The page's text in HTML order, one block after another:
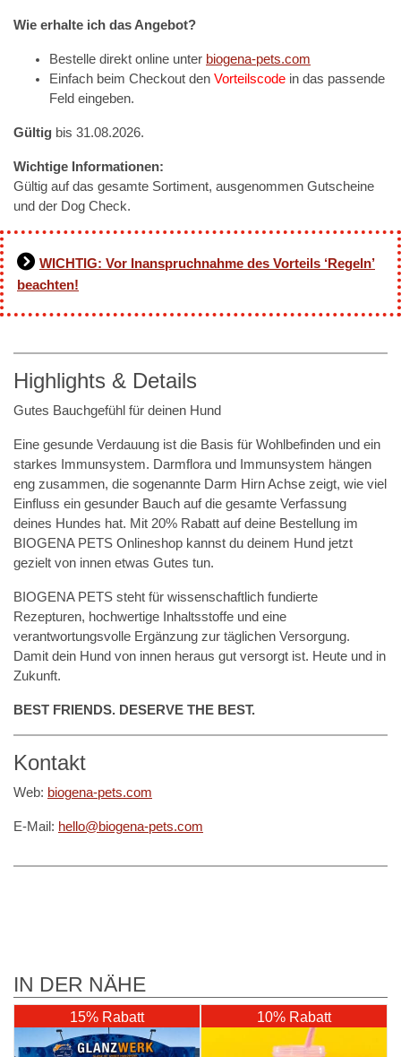
Wie erhalte ich das Angebot?
Bestelle direkt online unter biogena-pets.com
Einfach beim Checkout den Vorteilscode in das passende
Feld eingeben.
Gültig bis 31.08.2026.
Wichtige Informationen:
Gültig auf das gesamte Sortiment, ausgenommen Gutscheine
und der Dog Check.
WICHTIG: Vor Inanspruchnahme des Vorteils ‘Regeln’
beachten!
Highlights & Details
Gutes Bauchgefühl für deinen Hund
Eine gesunde Verdauung ist die Basis für Wohlbefinden und ein
starkes Immunsystem. Darmflora und Immunsystem hängen
eng zusammen, die sogenannte Darm Hirn Achse zeigt, wie viel
Einfluss ein gesunder Bauch auf die gesamte Verfassung
deines Hundes hat. Mit 20% Rabatt auf deine Bestellung im
BIOGENA PETS Onlineshop kannst du deinem Hund jetzt
gezielt von innen etwas Gutes tun.
BIOGENA PETS steht für wissenschaftlich fundierte
Rezepturen, hochwertige Inhaltsstoffe und eine
verantwortungsvolle Ergänzung zur täglichen Versorgung.
Damit dein Hund von innen heraus gut versorgt ist. Heute und in
Zukunft.
BEST FRIENDS. DESERVE THE BEST.
Kontakt
Web: biogena-pets.com
E-Mail: hello@biogena-pets.com
IN DER NÄHE
15% Rabatt 10% Rabatt